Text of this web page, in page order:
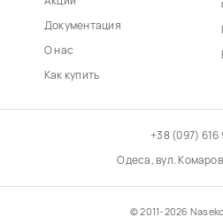
Документация
О нас
Как купить
+38 (097) 616
Одеса, вул.
© 2011-2026